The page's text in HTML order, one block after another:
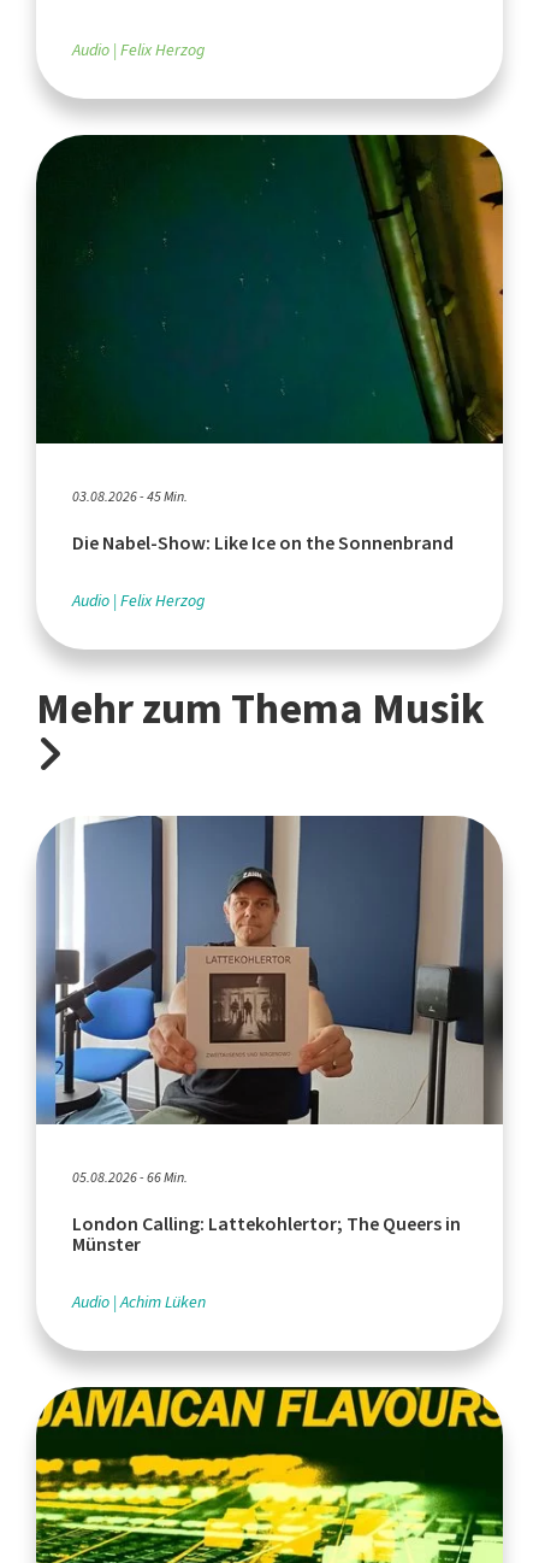
Audio Felix Herzog
03.08.2026 - 45 Min.
Die Nabel-Show: Like Ice on the Sonnenbrand
Audio Felix Herzog
Mehr zum Thema Musik
05.08.2026 - 66 Min.
London Calling: Lattekohlertor; The Queers in
Münster
Audio Achim Lüken